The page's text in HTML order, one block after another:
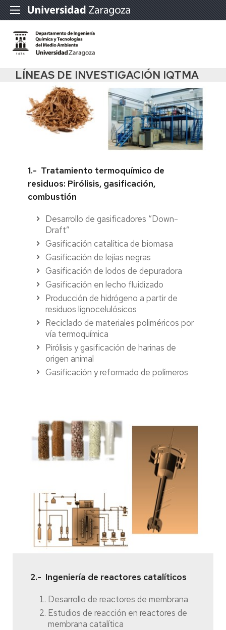
LÍNEAS DE INVESTIGACIÓN IQTMA
1.- Tratamiento termoquímico de
residuos: Pirólisis, gasificación,
combustión
Desarrollo de gasificadores “Down-
Draft”
Gasificación catalítica de biomasa
Gasificación de lejías negras
Gasificación de lodos de depuradora
Gasificación en lecho fluidizado
Producción de hidrógeno a partir de
residuos lignocelulósicos
Reciclado de materiales poliméricos por
vía termoquímica
Pirólisis y gasificación de harinas de
origen animal
Gasificación y reformado de polímeros
2.- Ingeniería de reactores catalíticos
Desarrollo de reactores de membrana
Estudios de reacción en reactores de
membrana catalítica